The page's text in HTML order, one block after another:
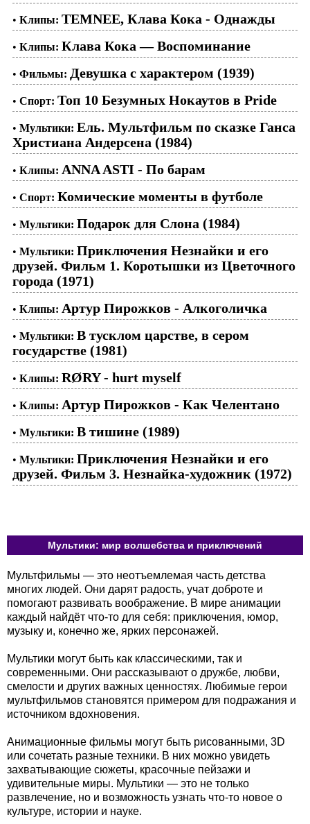
• Клипы: TEMNEE, Клава Кока - Однажды
• Клипы: Клава Кока — Воспоминание
• Фильмы: Девушка с характером (1939)
• Спорт: Топ 10 Безумных Нокаутов в Pride
• Мультики: Ель. Мультфильм по сказке Ганса
Христиана Андерсена (1984)
• Клипы: ANNA ASTI - По барам
• Спорт: Комические моменты в футболе
• Мультики: Подарок для Слона (1984)
• Мультики: Приключения Незнайки и его
друзей. Фильм 1. Коротышки из Цветочного
города (1971)
• Клипы: Артур Пирожков - Алкоголичка
• Мультики: В тусклом царстве, в сером
государстве (1981)
• Клипы: RØRY - hurt myself
• Клипы: Артур Пирожков - Как Челентано
• Мультики: В тишине (1989)
• Мультики: Приключения Незнайки и его
друзей. Фильм 3. Незнайка-художник (1972)
Мультики: мир волшебства и приключений
Мультфильмы — это неотъемлемая часть детства
многих людей. Они дарят радость, учат доброте и
помогают развивать воображение. В мире анимации
каждый найдёт что-то для себя: приключения, юмор,
музыку и, конечно же, ярких персонажей.
Мультики могут быть как классическими, так и
современными. Они рассказывают о дружбе, любви,
смелости и других важных ценностях. Любимые герои
мультфильмов становятся примером для подражания и
источником вдохновения.
Анимационные фильмы могут быть рисованными, 3D
или сочетать разные техники. В них можно увидеть
захватывающие сюжеты, красочные пейзажи и
удивительные миры. Мультики — это не только
развлечение, но и возможность узнать что-то новое о
культуре, истории и науке.